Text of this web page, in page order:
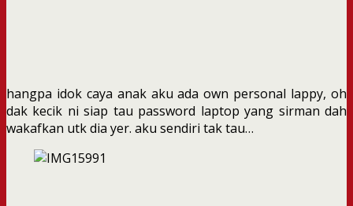
hangpa idok caya anak aku ada own personal lappy, oh
dak kecik ni siap tau password laptop yang sirman dah
wakafkan utk dia yer. aku sendiri tak tau…